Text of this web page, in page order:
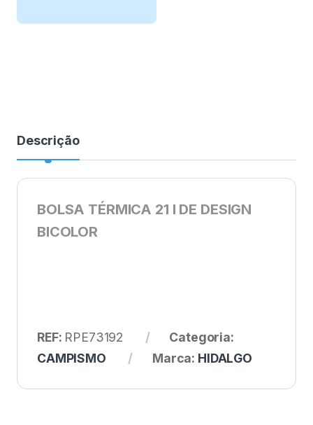
Descrição
BOLSA TÉRMICA 21 l DE DESIGN
BICOLOR
REF: RPE73192
Categoria:
CAMPISMO
Marca: HIDALGO